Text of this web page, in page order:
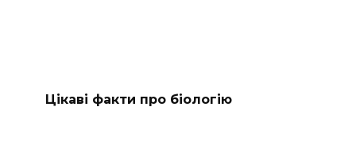
Цікаві факти про біологію